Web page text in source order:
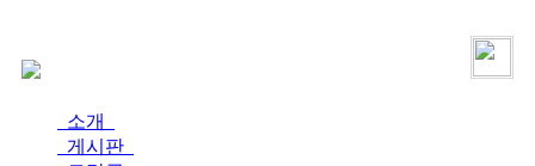
소개
게시판